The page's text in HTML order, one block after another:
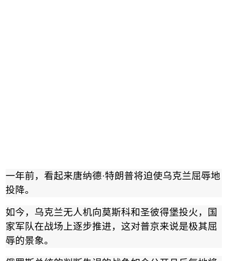
一年前，看起来唐纳德·特朗普将迫使乌克兰屈辱地
投降。
如今，乌克兰无人机向莫斯科和圣彼得堡投火，国
家军队在战场上逐步推进，这对普京来说是极其屈
辱的景象。